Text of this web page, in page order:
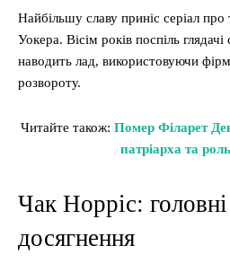
Найбільшу славу приніс серіал
Уокера. Вісім років поспіль
наводить лад, використовуючи
розвороту.
Читайте також: Помер Філарет
патріарха та роль
Чак Норріс:
досягнення